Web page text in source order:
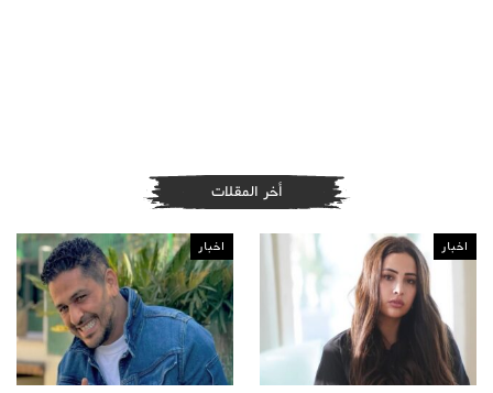
أخر المقلات
اخبار اخبار